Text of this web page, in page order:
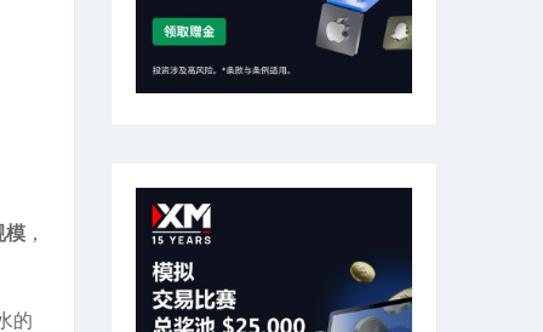
模 ，
的